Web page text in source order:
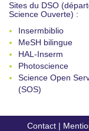
Sites du DSO
Science Ouverte) :
Insermbiblio
MeSH bilingue
HAL-Inserm
Photoscience
Science Open
(SOS)
Contact |